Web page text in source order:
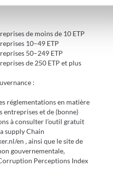
de moins de 10 ETP
10–49 ETP
50–249 ETP
de 250 ETP et plus
:
réglementations en matière
entreprises et de (bonne)
à consulter l’outil gratuit
supply Chain
en , ainsi que le site de
gouvernementale,
Perceptions Index